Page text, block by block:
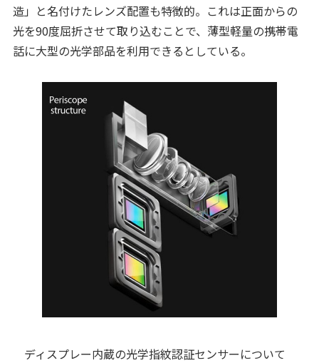
造」と名付けたレンズ配置も特徴的。これは正面からの
光を90度屈折させて取り込むことで、薄型軽量の携帯電
話に大型の光学部品を利用できるとしている。
ディスプレー内蔵の光学指紋認証センサーについて